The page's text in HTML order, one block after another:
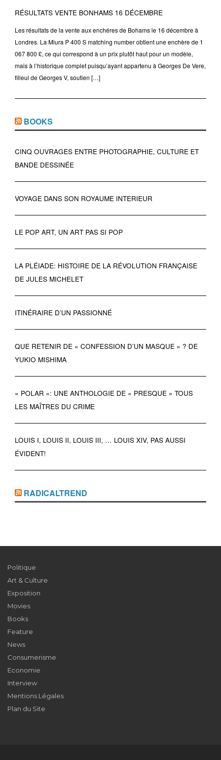
RÉSULTATS VENTE BONHAMS 16 DÉCEMBRE
Les résultats de la vente aux enchéres de Bohams le 16 décembre à
Londres. La Miura P 400 S matching number obtient une enchère de 1
067 800 £, ce qui correspond à un prix plutôt haut pour un modèle,
mais à l’historique complet puisqu’ayant appartenu à Georges De Vere,
filleul de Georges V, soutien […]
BOOKS
CINQ OUVRAGES ENTRE PHOTOGRAPHIE, CULTURE ET
BANDE DESSINÉE
VOYAGE DANS SON ROYAUME INTERIEUR
LE POP ART, UN ART PAS SI POP
LA PLÉIADE: HISTOIRE DE LA RÉVOLUTION FRANÇAISE
DE JULES MICHELET
ITINÉRAIRE D’UN PASSIONNÉ
QUE RETENIR DE « CONFESSION D’UN MASQUE » ? DE
YUKIO MISHIMA
« POLAR »: UNE ANTHOLOGIE DE « PRESQUE » TOUS
LES MAÎTRES DU CRIME
LOUIS I, LOUIS II, LOUIS III, … LOUIS XIV, PAS AUSSI
ÉVIDENT!
RADICALTREND
Politique
Art & Culture
Exposition
Movies
Books
Feature
News
Consumerisme
Economie
Interview
Mentions Légales
Plan du Site